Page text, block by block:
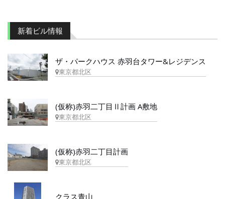
新着ビル情報
ザ・パークハウス 赤羽台タワー&レジデンス
東京都北区
(仮称)赤羽二丁目Ⅱ計画 A敷地
東京都北区
(仮称)赤羽二丁目計画
東京都北区
クラス青山